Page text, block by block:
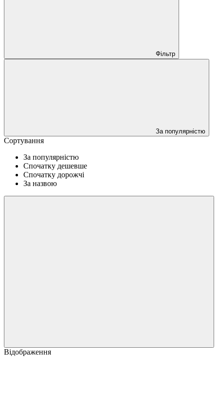
Фільтр
За популярністю
Сортування
За популярністю
Спочатку дешевше
Спочатку дорожчі
За назвою
Відображення